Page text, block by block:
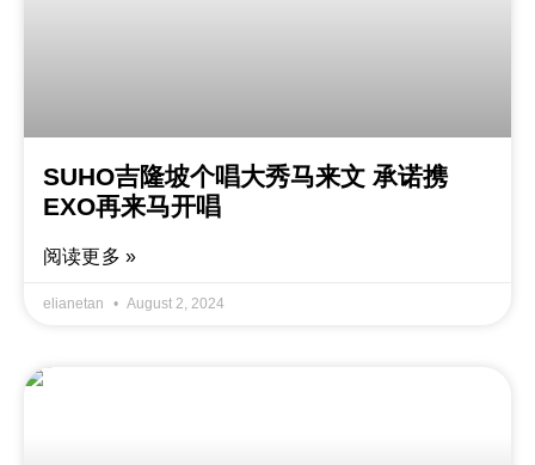
SUHO吉隆坡个唱大秀马来文 承诺携
EXO再来马开唱
阅读更多 »
elianetan August 2, 2024